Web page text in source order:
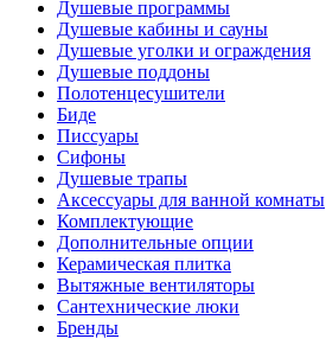
Душевые программы
Душевые кабины и сауны
Душевые уголки и ограждения
Душевые поддоны
Полотенцесушители
Биде
Писсуары
Сифоны
Душевые трапы
Аксессуары для ванной комнаты
Комплектующие
Дополнительные опции
Керамическая плитка
Вытяжные вентиляторы
Сантехнические люки
Бренды